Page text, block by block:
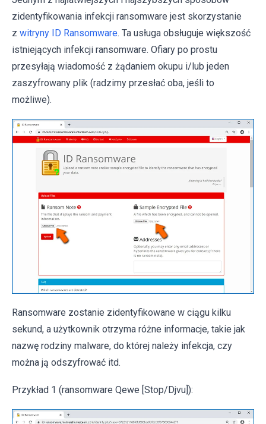
zidentyfikowania infekcji ransomware jest skorzystanie
z witryny ID Ransomware. Ta usługa obsługuje większość
istniejących infekcji ransomware. Ofiary po prostu
przesyłają wiadomość z żądaniem okupu i/lub jeden
zaszyfrowany plik (radzimy przesłać oba, jeśli to
możliwe).
Ransomware zostanie zidentyfikowane w ciągu kilku
sekund, a użytkownik otrzyma różne informacje, takie jak
nazwę rodziny malware, do której należy infekcja, czy
można ją odszyfrować itd.
Przykład 1 (ransomware Qewe [Stop/Djvu]):